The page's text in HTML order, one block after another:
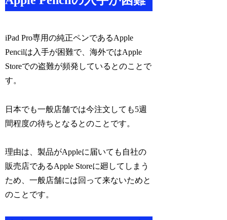
iPad Pro専用の純正ペンであるApple
Pencilは入手が困難で、海外ではApple
Storeでの盗難が頻発しているとのことで
す。
日本でも一般店舗では今注文しても5週
間程度の待ちとなるとのことです。
理由は、製品がAppleに届いても自社の
販売店であるApple Storeに廻してしまう
ため、一般店舗には回って来ないためと
のことです。